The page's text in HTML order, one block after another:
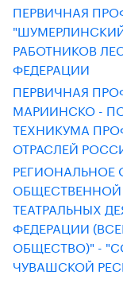
ПЕРВИЧНАЯ
РАБОТНИКОВ
ФЕДЕРАЦИИ
ПЕРВИЧНАЯ
МАРИИНСКО -
ТЕХНИКУМА
ОТРАСЛЕЙ
РЕГИОНАЛЬНОЕ
ТЕАТРАЛЬНЫХ
ФЕДЕРАЦИИ
ОБЩЕСТВО)" -
ЧУВАШСКОЙ